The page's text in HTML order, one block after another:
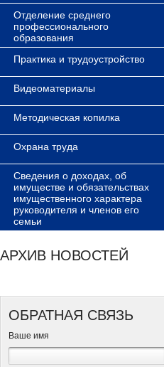
Отделение среднего
профессионального
образования
Практика и трудоустройство
Видеоматериалы
Методическая копилка
Охрана труда
Сведения о доходах, об
имуществе и обязательствах
имущественного характера
руководителя и членов его
семьи
АРХИВ НОВОСТЕЙ
ОБРАТНАЯ СВЯЗЬ
Ваше имя